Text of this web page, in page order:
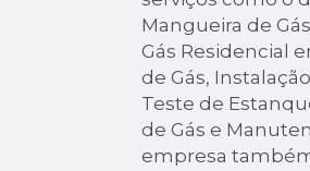
Mangueira de
Gás Residencial
de Gás,
Teste de
de Gás e
empresa